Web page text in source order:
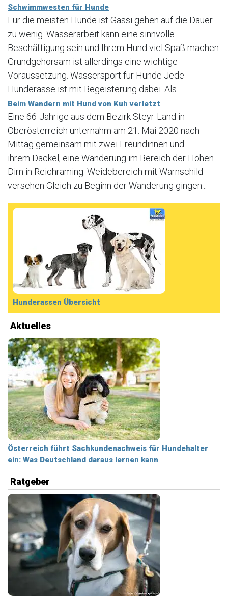
Schwimmwesten für Hunde
Für die meisten Hunde ist Gassi gehen auf die Dauer
zu wenig. Wasserarbeit kann eine sinnvolle
Beschäftigung sein und Ihrem Hund viel Spaß machen.
Grundgehorsam ist allerdings eine wichtige
Voraussetzung. Wassersport für Hunde Jede
Hunderasse ist mit Begeisterung dabei. Als...
Beim Wandern mit Hund von Kuh verletzt
Eine 66-Jährige aus dem Bezirk Steyr-Land in
Oberösterreich unternahm am 21. Mai 2020 nach
Mittag gemeinsam mit zwei Freundinnen und
ihrem Dackel, eine Wanderung im Bereich der Hohen
Dirn in Reichraming. Weidebereich mit Warnschild
versehen Gleich zu Beginn der Wanderung gingen...
Hunderassen Übersicht
Aktuelles
Österreich führt Sachkundenachweis für Hundehalter
ein: Was Deutschland daraus lernen kann
Ratgeber